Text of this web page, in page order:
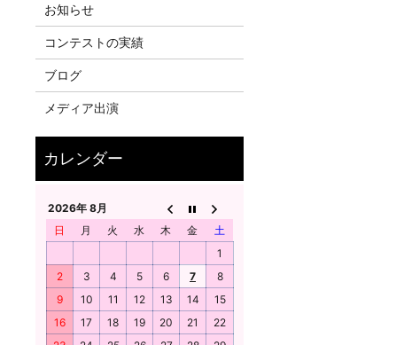
お知らせ
コンテストの実績
ブログ
メディア出演
2026年 8月
日
月 火 水 木 金
土
1
2
3 4 5 6 7
8
9
10 11 12 13 14
15
16
17 18 19 20 21
22